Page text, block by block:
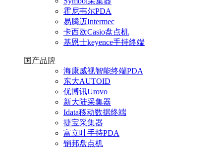
霍尼韦尔PDA
易腾迈Intermec
卡西欧Casio盘点机
基恩士keyence手持终端
国产品牌
海康威视智能终端PDA
东大AUTOID
优博讯Urovo
新大陆采集器
Idata移动数据终端
捷宝采集器
富立叶手持PDA
销邦盘点机